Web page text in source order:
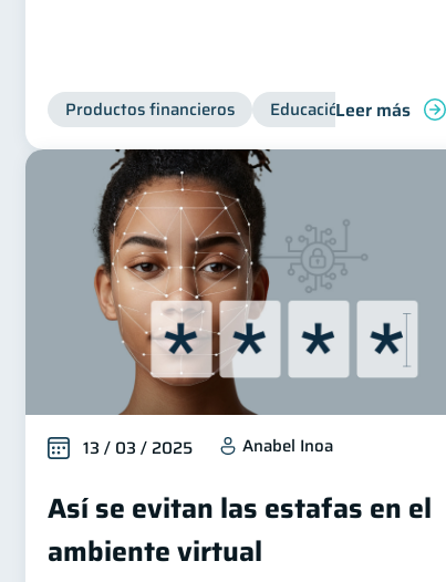
Productos financieros Educación financiera
Leer más
13 / 03 / 2025 Anabel Inoa
Así se evitan las estafas en el
ambiente virtual